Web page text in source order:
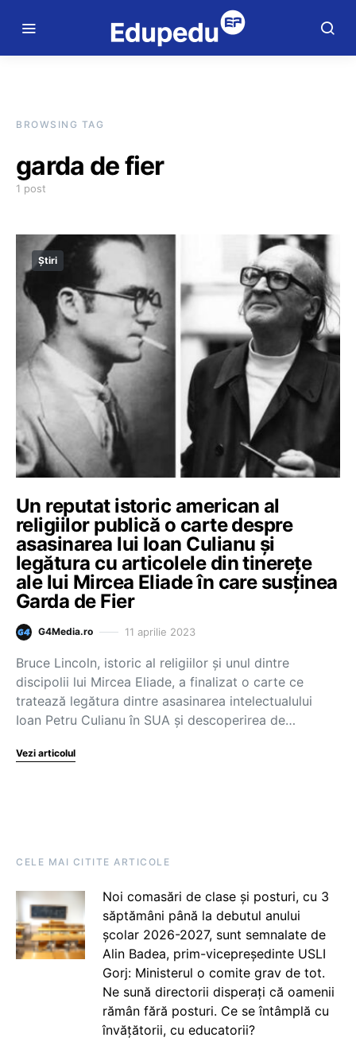
BROWSING TAG
garda de fier
1 post
Știri
Un reputat istoric american al
religiilor publică o carte despre
asasinarea lui Ioan Culianu și
legătura cu articolele din tinerețe
ale lui Mircea Eliade în care susținea
Garda de Fier
G4Media.ro 11 aprilie 2023
Bruce Lincoln, istoric al religiilor și unul dintre
discipolii lui Mircea Eliade, a finalizat o carte ce
tratează legătura dintre asasinarea intelectualului
Ioan Petru Culianu în SUA și descoperirea de…
Vezi articolul
CELE MAI CITITE ARTICOLE
Noi comasări de clase și posturi, cu 3
săptămâni până la debutul anului
școlar 2026-2027, sunt semnalate de
Alin Badea, prim-vicepreședinte USLI
Gorj: Ministerul o comite grav de tot.
Ne sună directorii disperați că oamenii
rămân fără posturi. Ce se întâmplă cu
învățătorii, cu educatorii?